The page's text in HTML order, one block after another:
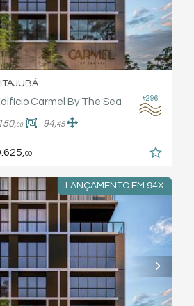
#296
ITAJUBÁ
Carmel By The Sea
150,00 94,45
00
LANÇAMENTO EM 94X